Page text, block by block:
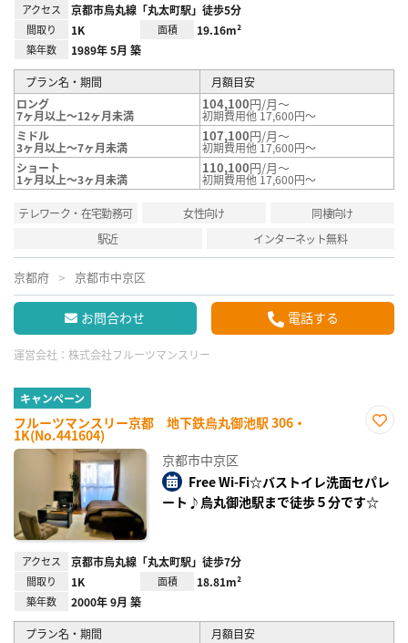
アクセス 京都市烏丸線「丸太町駅」徒歩5分
間取り 1K 面積 19.16m²
築年数 1989年 5月 築
プラン名・期間
月額目安
ロング
7ヶ月以上～12ヶ月未満
104,100円/月～
初期費用他 17,600円～
ミドル
3ヶ月以上～7ヶ月未満
107,100円/月～
初期費用他 17,600円～
ショート
1ヶ月以上～3ヶ月未満
110,100円/月～
初期費用他 17,600円～
テレワーク・在宅勤務可 女性向け
同棲向け
駅近
インターネット無料
京都府 京都市中京区
お問合わせ 電話する
運営会社： 株式会社フルーツマンスリー
キャンペーン
フルーツマンスリー京都 地下鉄烏丸御池駅 306・
1K(No.441604)
録
京都市中京区
Free Wi-Fi☆バストイレ洗面セパレ
ート♪烏丸御池駅まで徒歩５分です☆
アクセス 京都市烏丸線「丸太町駅」徒歩7分
間取り 1K 面積 18.81m²
築年数 2000年 9月 築
プラン名・期間
月額目安